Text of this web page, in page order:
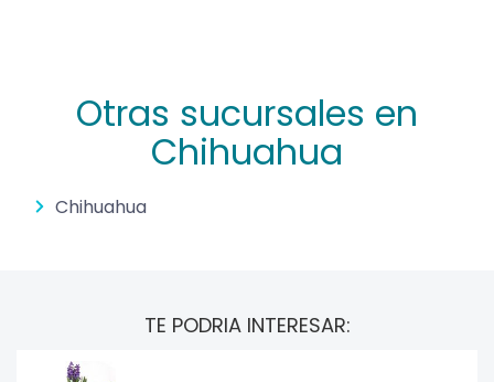
Otras sucursales en
Chihuahua
Chihuahua
TE PODRIA INTERESAR: